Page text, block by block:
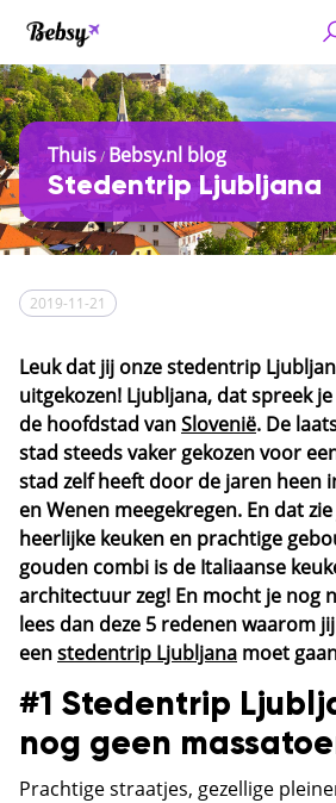
Thuis/ Bebsy.nl blog
Stedentrip Ljubljana
2019-11-21
Leuk dat jij onze stedentrip
uitgekozen! Ljubljana, dat spreek
de hoofdstad vanSlovenië. De
stad steeds vaker gekozen voor
stad zelf heeft door de jaren heen
en Wenen meegekregen. En dat
heerlijke keuken en prachtige
gouden combi is de Italiaanse
architectuur zeg! En mocht je nog
lees dan deze 5 redenen waarom
eenstedentrip Ljubljana moet
#1 Stedentrip
nog geen
Prachtige straatjes, gezellige